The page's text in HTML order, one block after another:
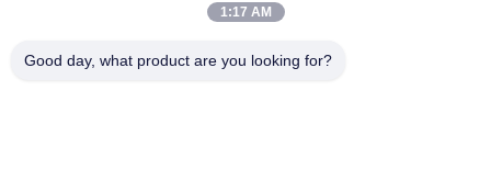
पानी से धो सकते हैं 18000m3 / एच फर्नीचर स्प्रे बूथ, 16 मीटर / एस वापस लेने
1:17 AM
Good day, what product are you looking for?